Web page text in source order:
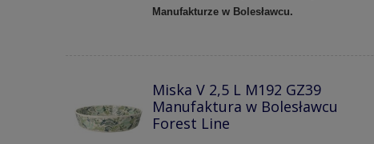
Manufakturze w Bolesławcu.
Miska V 2,5 L M192 GZ39
Manufaktura w Bolesławcu
Forest Line